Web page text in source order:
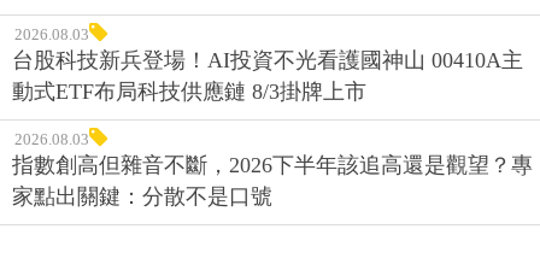
2026.08.03
台股科技新兵登場！AI投資不光看護國神山 00410A主
動式ETF布局科技供應鏈 8/3掛牌上市
2026.08.03
指數創高但雜音不斷，2026下半年該追高還是觀望？專
家點出關鍵：分散不是口號